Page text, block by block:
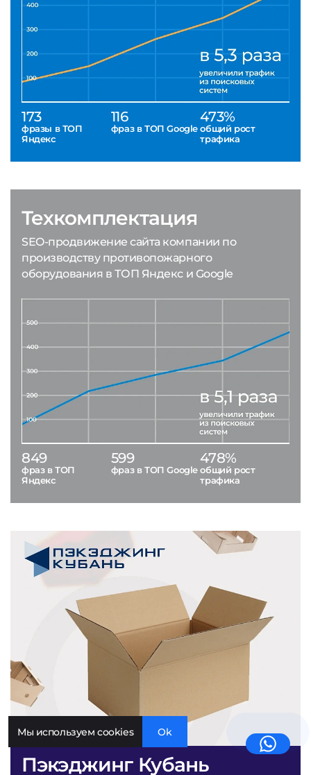
173
фразы в ТОП
Яндекс
116
фраз в ТОП Google
473%
общий рост
трафика
Пэкэджинг Кубань
Техкомплектация
SEO-продвижение сайта компании по
производству противопожарного
оборудования в ТОП Яндекс и Google
849
фраз в ТОП
Яндекс
599
фраз в ТОП Google
478%
общий рост
трафика
Мы используем cookies Ok